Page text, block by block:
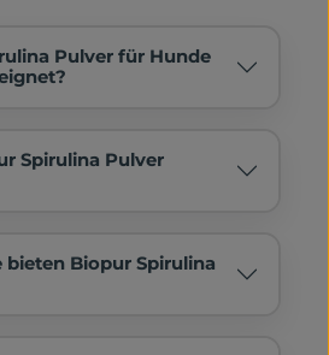
Pulver für Hunde
Spirulina Pulver
bieten Biopur Spirulina